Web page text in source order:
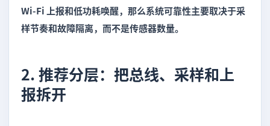
Wi-Fi 上报和低功耗唤醒，那么系统可靠性主要取决于采
样节奏和故障隔离，而不是传感器数量。
2. 推荐分层：把总线、采样和上
报拆开